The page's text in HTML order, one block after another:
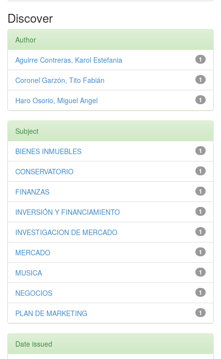
Discover
Author
1
Aguirre Contreras, Karol Estefania
1
Coronel Garzón, Tito Fabián
1
Haro Osorio, Miguel Angel
Subject
1
BIENES INMUEBLES
1
CONSERVATORIO
1
FINANZAS
1
INVERSIÓN Y FINANCIAMIENTO
1
INVESTIGACION DE MERCADO
1
MERCADO
1
MUSICA
1
NEGOCIOS
1
PLAN DE MARKETING
Date issued